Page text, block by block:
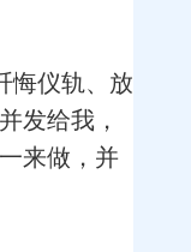
悔仪轨、放
发给我，
来做，并